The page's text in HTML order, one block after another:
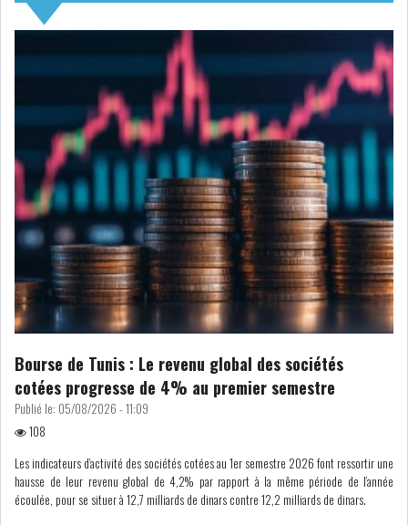
PRIVATISATION & OPV RAPPORTS DE GESTION
INDICATEURS
INTERMÉDIAIRES
DIVERS
OPINION ANALYSE MARCHÉ
SONDAGES
COMMUNIQUÉS DE
PRESSE
BOURSE DE TUNIS : UN BILAN
LE CMF ET LA BANQUE DE
FRANCE RENFORCENT...
Bourse de Tunis : Le revenu global des sociétés
cotées progresse de 4% au premier semestre
Publié le: 05/08/2026 - 11:09
108
Les indicateurs d’activité des sociétés cotées au 1er semestre 2026 font ressortir une
hausse de leur revenu global de 4,2% par rapport à la même période de l’année
écoulée, pour se situer à 12,7 milliards de dinars contre 12,2 milliards de dinars.